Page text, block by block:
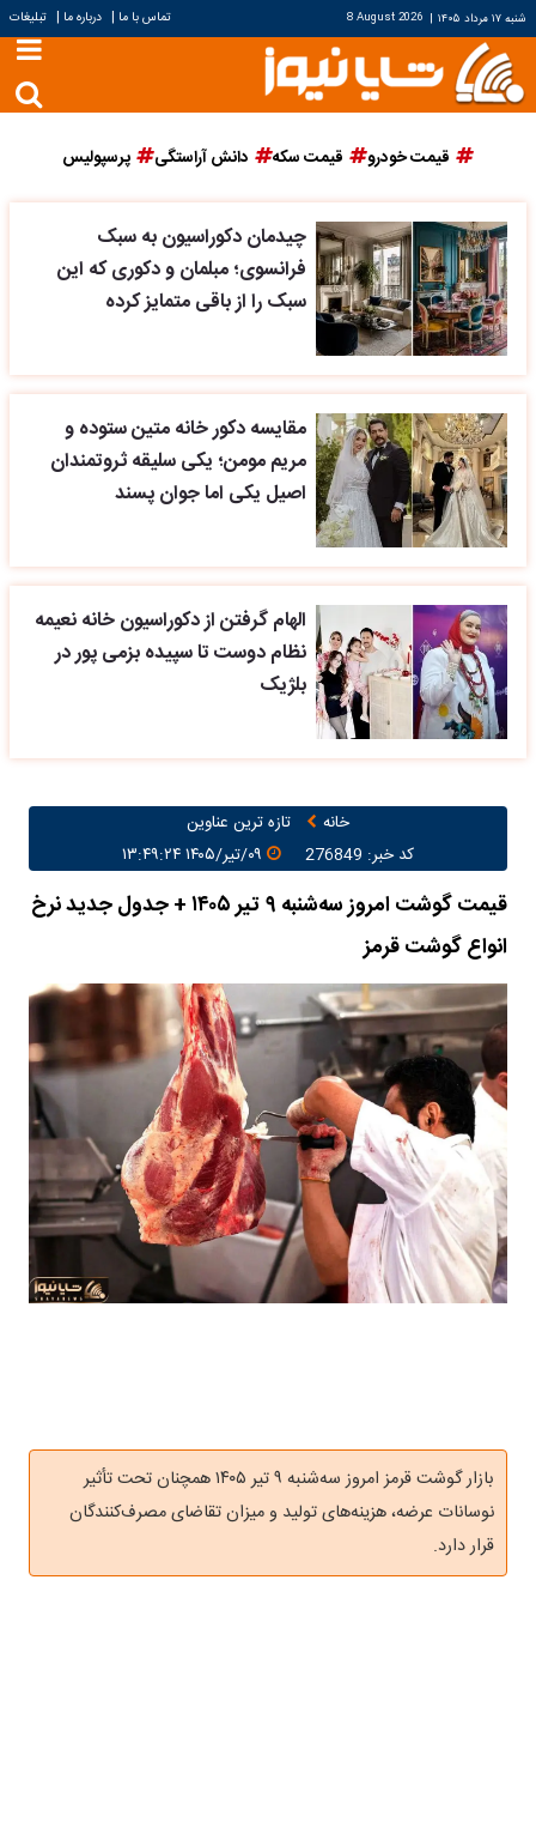
شنبه ۱۷ مرداد ۱۴۰۵ |
8 August 2026 تماس با ما | درباره ما | تبلیغات
قیمت خودرو قیمت سکه دانش آراستگی پرسپولیس
چیدمان دکوراسیون به سبک
فرانسوی؛ مبلمان و دکوری که این
سبک را از باقی متمایز کرده
مقایسه دکور خانه متین ستوده و
مریم مومن؛ یکی سلیقه ثروتمندان
اصیل یکی اما جوان پسند
الهام گرفتن از دکوراسیون خانه نعیمه
نظام دوست تا سپیده بزمی پور در
بلژیک
خانه
تازه ترین عناوین
کد خبر: 276849
قیمت گوشت امروز سه‌شنبه ۹ تیر ۱۴۰۵ + جدول جدید نرخ
انواع گوشت قرمز
بازار گوشت قرمز امروز سه‌شنبه ۹ تیر ۱۴۰۵ همچنان تحت تأثیر
نوسانات عرضه، هزینه‌های تولید و میزان تقاضای مصرف‌کنندگان
قرار دارد.